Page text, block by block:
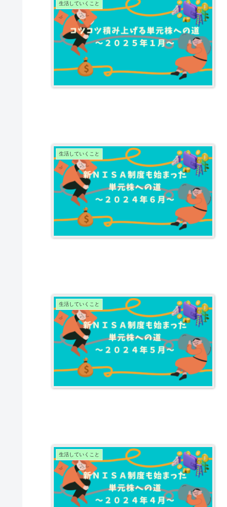
生活していくこと
生活していくこと
生活していくこと
生活していくこと